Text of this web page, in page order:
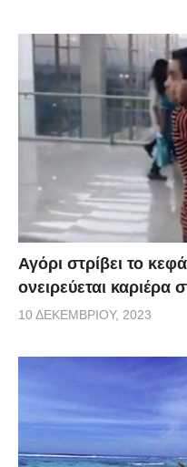
Αγόρι στρίβει το
ονειρεύεται καριέρα
10 ΔΕΚΕΜΒΡΊΟΥ, 2023